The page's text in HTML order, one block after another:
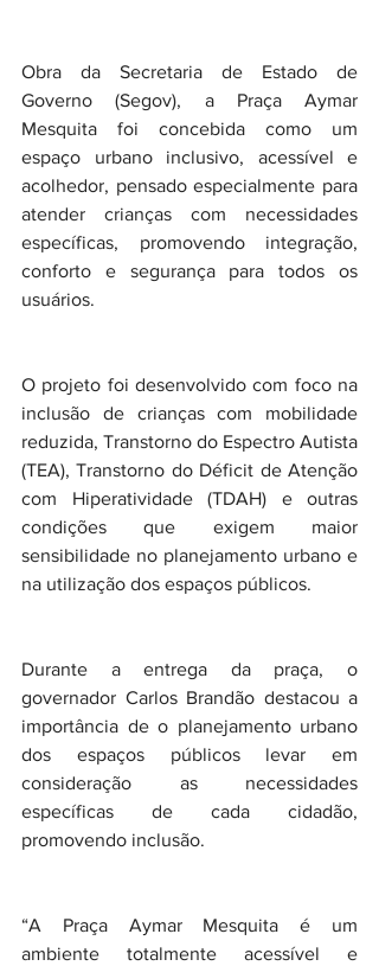
Obra da Secretaria de Estado de
Governo (Segov), a Praça Aymar
Mesquita foi concebida como um
espaço urbano inclusivo, acessível e
acolhedor, pensado especialmente para
atender crianças com necessidades
específicas, promovendo integração,
conforto e segurança para todos os
usuários.
O projeto foi desenvolvido com foco na
inclusão de crianças com mobilidade
reduzida, Transtorno do Espectro Autista
(TEA), Transtorno do Déficit de Atenção
com Hiperatividade (TDAH) e outras
condições que exigem maior
sensibilidade no planejamento urbano e
na utilização dos espaços públicos.
Durante a entrega da praça, o
governador Carlos Brandão destacou a
importância de o planejamento urbano
dos espaços públicos levar em
consideração as necessidades
específicas de cada cidadão,
promovendo inclusão.
“A Praça Aymar Mesquita é um
ambiente totalmente acessível e